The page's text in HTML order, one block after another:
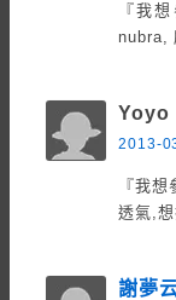
『我
nubra,
Yoyo
2013-
『我
透氣,想
謝夢